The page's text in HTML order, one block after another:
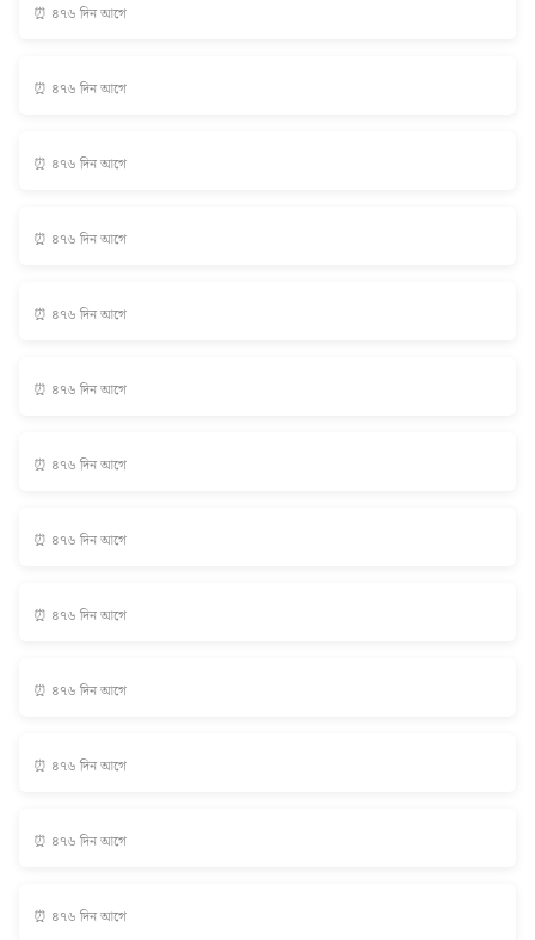
⏰ ৪৭৬ দিন আগে
⏰ ৪৭৬ দিন আগে
⏰ ৪৭৬ দিন আগে
⏰ ৪৭৬ দিন আগে
⏰ ৪৭৬ দিন আগে
⏰ ৪৭৬ দিন আগে
⏰ ৪৭৬ দিন আগে
⏰ ৪৭৬ দিন আগে
⏰ ৪৭৬ দিন আগে
⏰ ৪৭৬ দিন আগে
⏰ ৪৭৬ দিন আগে
⏰ ৪৭৬ দিন আগে
⏰ ৪৭৬ দিন আগে